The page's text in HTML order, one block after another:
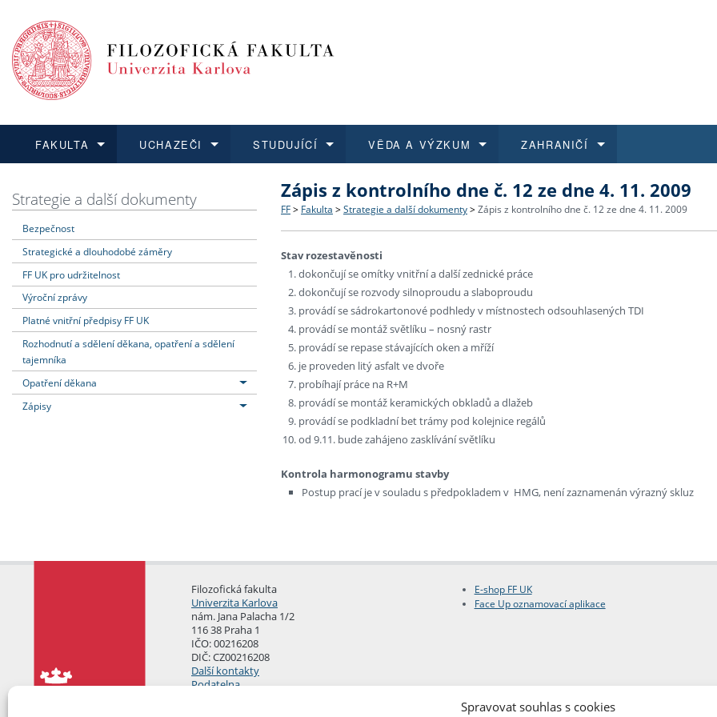
Spravovat souhlas s cookies
FAKULTA
Dozvědět se více
Struktura a historie
Strategie a další dokumenty
Podpora a benefity pro zaměstnance
Absolventi fakulty
Fakultní školy FF UK
Pro
UCHAZEČI
Podat přihlášku
Co studovat a jak se přihlásit
Učitelské studijní programy
Informace k průběhu přijímacího řízení
STUDUJÍCÍ
Dozvědět se více
Bakalářské a magisterské studium
Doktorské studium
Rigorózní řízení
VĚDA A VÝZKUM
Dozvědět se více
O vědě a výzkumu na FF UK
Akademické kvalifikace
Granty a projekty
ZAHRANIČÍ
Dozvědět se více
Aktuální nabídky a výběrová řízení
Vyjíždějící studenti
Přijíždějící studenti
Vyjíždějící zaměstnanci
Strategie a další dokumenty
Bezpečnost
Strategické a dlouhodobé záměry
FF UK pro udržitelnost
Výroční zprávy
Platné vnitřní předpisy FF UK
Rozhodnutí a sdělení děkana, opatření a sdělení
tajemníka
Opatření děkana
Zápisy
Zápis z kontrolního dne č. 12 ze dne 4. 11. 2009
FF > Fakulta > Strategie a další dokumenty > Zápis z kontrolního dne č. 12 ze dne 4. 11. 2009
Stav rozestavěnosti
dokončují se omítky vnitřní a další zednické práce
dokončují se rozvody silnoproudu a slaboproudu
provádí se sádrokartonové podhledy v místnostech odsouhlasených TDI
provádí se montáž světlíku – nosný rastr
provádí se repase stávajících oken a mříží
je proveden litý asfalt ve dvoře
probíhají práce na R+M
provádí se montáž keramických obkladů a dlažeb
provádí se podkladní bet trámy pod kolejnice regálů
od 9.11. bude zahájeno zasklívání světlíku
Kontrola harmonogramu stavby
Postup prací je v souladu s předpokladem v HMG, není zaznamenán výrazný skluz
Filozofická fakulta
Univerzita Karlova
nám. Jana Palacha 1/2
116 38 Praha 1
IČO: 00216208
DIČ: CZ00216208
Další kontakty
Podatelna
E-shop FF UK
Face Up oznamovací aplikace